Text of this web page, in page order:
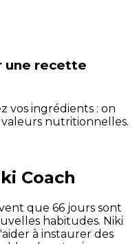
une recette
vos ingrédients : on
nutritionnelles.
Coach
que 66 jours sont
habitudes. Niki
à instaurer des